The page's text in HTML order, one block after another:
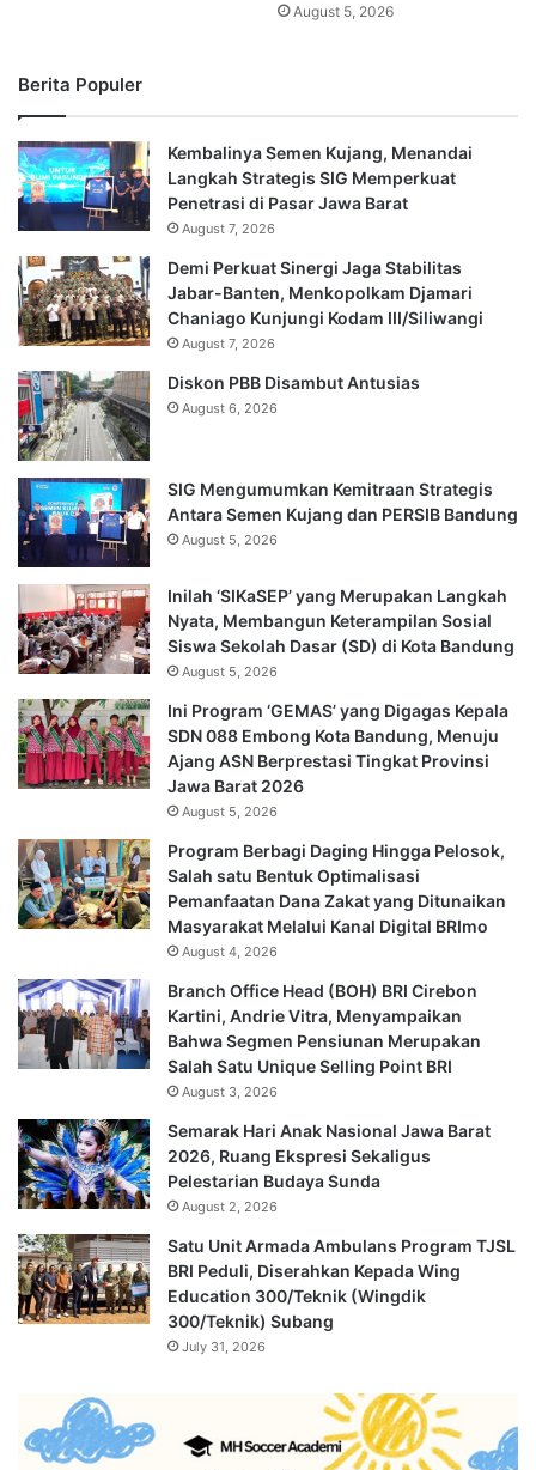
August 5, 2026
Berita Populer
Kembalinya Semen Kujang, Menandai
Langkah Strategis SIG Memperkuat
Penetrasi di Pasar Jawa Barat
August 7, 2026
Demi Perkuat Sinergi Jaga Stabilitas
Jabar-Banten, Menkopolkam Djamari
Chaniago Kunjungi Kodam III/Siliwangi
August 7, 2026
Diskon PBB Disambut Antusias
August 6, 2026
SIG Mengumumkan Kemitraan Strategis
Antara Semen Kujang dan PERSIB Bandung
August 5, 2026
Inilah ‘SIKaSEP’ yang Merupakan Langkah
Nyata, Membangun Keterampilan Sosial
Siswa Sekolah Dasar (SD) di Kota Bandung
August 5, 2026
Ini Program ‘GEMAS’ yang Digagas Kepala
SDN 088 Embong Kota Bandung, Menuju
Ajang ASN Berprestasi Tingkat Provinsi
Jawa Barat 2026
August 5, 2026
Program Berbagi Daging Hingga Pelosok,
Salah satu Bentuk Optimalisasi
Pemanfaatan Dana Zakat yang Ditunaikan
Masyarakat Melalui Kanal Digital BRImo
August 4, 2026
Branch Office Head (BOH) BRI Cirebon
Kartini, Andrie Vitra, Menyampaikan
Bahwa Segmen Pensiunan Merupakan
Salah Satu Unique Selling Point BRI
August 3, 2026
Semarak Hari Anak Nasional Jawa Barat
2026, Ruang Ekspresi Sekaligus
Pelestarian Budaya Sunda
August 2, 2026
Satu Unit Armada Ambulans Program TJSL
BRI Peduli, Diserahkan Kepada Wing
Education 300/Teknik (Wingdik
300/Teknik) Subang
July 31, 2026